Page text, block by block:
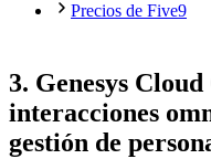
Precios de Five9
3. Genesys
interacciones
gestión de